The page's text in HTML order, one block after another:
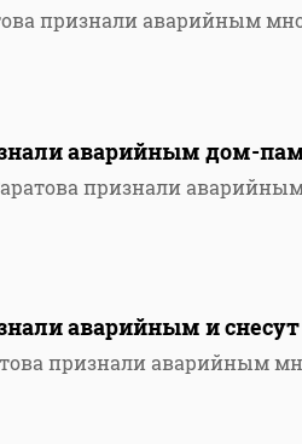
признали аварийным
аварийным дом-
признали
аварийным и
признали аварийным